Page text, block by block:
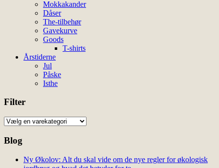
Mokkakander
Dåser
The-tilbehør
Gavekurve
Goods
T-shirts
Årstiderne
Jul
Påske
Isthe
Filter
Blog
Ny Økolov: Alt du skal vide om de nye regler for økologisk